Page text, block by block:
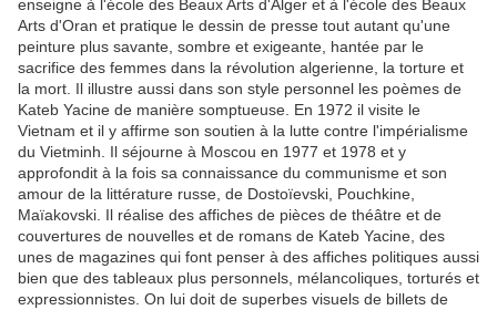
enseigne à l'école des Beaux Arts d'Alger et à l'école des Beaux
Arts d'Oran et pratique le dessin de presse tout autant qu'une
peinture plus savante, sombre et exigeante, hantée par le
sacrifice des femmes dans la révolution algerienne, la torture et
la mort. Il illustre aussi dans son style personnel les poèmes de
Kateb Yacine de manière somptueuse. En 1972 il visite le
Vietnam et il y affirme son soutien à la lutte contre l'impérialisme
du Vietminh. Il séjourne à Moscou en 1977 et 1978 et y
approfondit à la fois sa connaissance du communisme et son
amour de la littérature russe, de Dostoïevski, Pouchkine,
Maïakovski. Il réalise des affiches de pièces de théâtre et de
couvertures de nouvelles et de romans de Kateb Yacine, des
unes de magazines qui font penser à des affiches politiques aussi
bien que des tableaux plus personnels, mélancoliques, torturés et
expressionnistes. On lui doit de superbes visuels de billets de